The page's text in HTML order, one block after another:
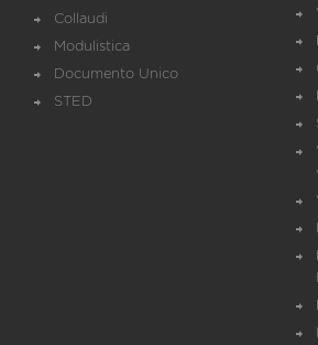
Collaudi
Modulistica
Documento Unico
STED